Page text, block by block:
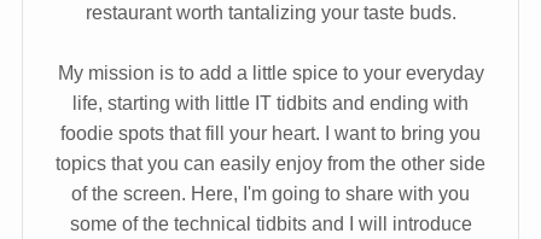
restaurant worth tantalizing your taste buds.
My mission is to add a little spice to your everyday
life, starting with little IT tidbits and ending with
foodie spots that fill your heart. I want to bring you
topics that you can easily enjoy from the other side
of the screen. Here, I'm going to share with you
some of the technical tidbits and I will introduce